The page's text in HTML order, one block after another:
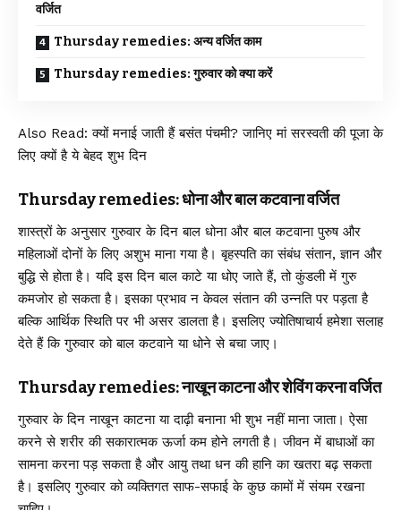
वर्जित
Thursday remedies: अन्य वर्जित काम
Thursday remedies: गुरुवार को क्या करें
Also Read:क्यों मनाई जाती हैं बसंत पंचमी? जानिए मां सरस्वती की पूजा के
लिए क्यों है ये बेहद शुभ दिन
Thursday remedies: धोना और बाल कटवाना वर्जित
शास्त्रों के अनुसार गुरुवार के दिन बाल धोना और बाल कटवाना पुरुष और
महिलाओं दोनों के लिए अशुभ माना गया है। बृहस्पति का संबंध संतान, ज्ञान और
बुद्धि से होता है। यदि इस दिन बाल काटे या धोए जाते हैं, तो कुंडली में गुरु
कमजोर हो सकता है। इसका प्रभाव न केवल संतान की उन्नति पर पड़ता है
बल्कि आर्थिक स्थिति पर भी असर डालता है। इसलिए ज्योतिषाचार्य हमेशा सलाह
देते हैं कि गुरुवार को बाल कटवाने या धोने से बचा जाए।
Thursday remedies: नाखून काटना और शेविंग करना वर्जित
गुरुवार के दिन नाखून काटना या दाढ़ी बनाना भी शुभ नहीं माना जाता। ऐसा
करने से शरीर की सकारात्मक ऊर्जा कम होने लगती है। जीवन में बाधाओं का
सामना करना पड़ सकता है और आयु तथा धन की हानि का खतरा बढ़ सकता
है। इसलिए गुरुवार को व्यक्तिगत साफ-सफाई के कुछ कामों में संयम रखना